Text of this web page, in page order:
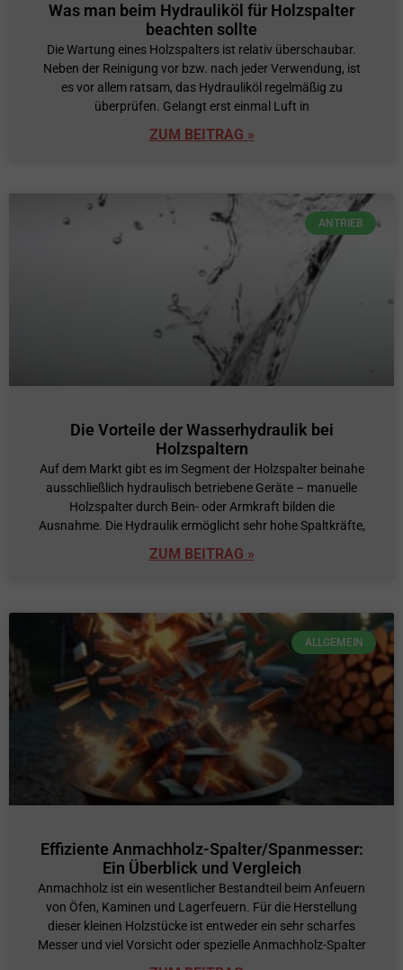
Was man beim Hydrauliköl für Holzspalter
beachten sollte
Die Wartung eines Holzspalters ist relativ überschaubar.
Neben der Reinigung vor bzw. nach jeder Verwendung, ist
es vor allem ratsam, das Hydrauliköl regelmäßig zu
überprüfen. Gelangt erst einmal Luft in
ZUM BEITRAG »
ANTRIEB
Die Vorteile der Wasserhydraulik bei
Holzspaltern
Auf dem Markt gibt es im Segment der Holzspalter beinahe
ausschließlich hydraulisch betriebene Geräte – manuelle
Holzspalter durch Bein- oder Armkraft bilden die
Ausnahme. Die Hydraulik ermöglicht sehr hohe Spaltkräfte,
ZUM BEITRAG »
ALLGEMEIN
Effiziente Anmachholz-Spalter/Spanmesser:
Ein Überblick und Vergleich
Anmachholz ist ein wesentlicher Bestandteil beim Anfeuern
von Öfen, Kaminen und Lagerfeuern. Für die Herstellung
dieser kleinen Holzstücke ist entweder ein sehr scharfes
Messer und viel Vorsicht oder spezielle Anmachholz-Spalter